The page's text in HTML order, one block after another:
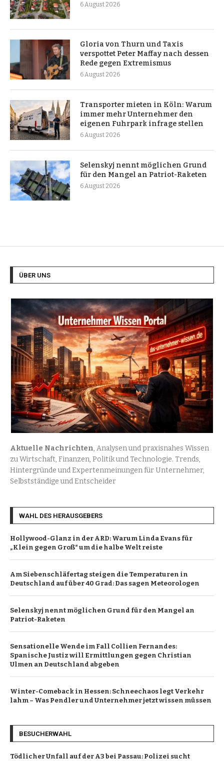
6 August 2026
Gloria von Thurn und Taxis
verspottet Peter Maffay nach dessen
Rede gegen Extremismus
6 August 2026
Transporter mieten in Köln: Warum
immer mehr Unternehmer den
eigenen Fuhrpark infrage stellen
6 August 2026
Selenskyj nennt möglichen Grund
für den Mangel an Patriot-Raketen
6 August 2026
ÜBER UNS
Aktuelle Nachrichten, Analysen und praxisnahes Wissen
zu Wirtschaft, Finanzen, Politik und Technologie. Trends,
Hintergründe und Expertenmeinungen für Unternehmer,
Selbstständige und Entscheider
WAHL DES HERAUSGEBERS
Hollywood-Glanz in der ARD: Warum Linda Evans für
„Klein gegen Groß“ um die halbe Welt reiste
Am Siebenschläfertag steigen die Temperaturen in
Deutschland auf über 40 Grad: Das sagen Meteorologen
Selenskyj nennt möglichen Grund für den Mangel an
Patriot-Raketen
Sensationelle Wende im Fall Collien Fernandes:
Spanische Justiz will Ermittlungen gegen Christian
Ulmen an Deutschland abgeben
Winter-Comeback in Hessen: Schneechaos legt Verkehr
lahm – Was Pendler und Unternehmer jetzt wissen müssen
BESUCHERWAHL
Tödlicher Unfall auf der A3 bei Passau: Polizei sucht